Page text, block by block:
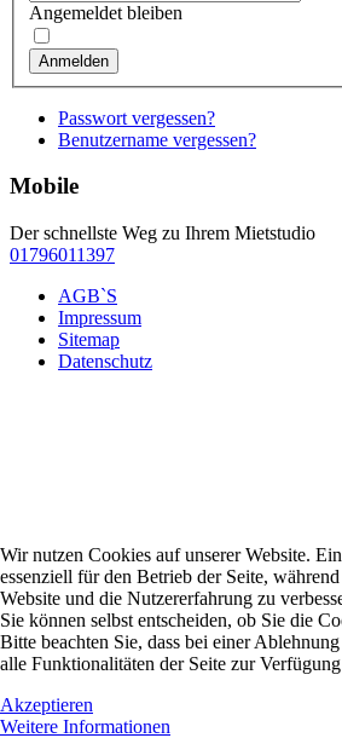
Angemeldet bleiben
Anmelden
Passwort vergessen?
Benutzername vergessen?
Mobile
Der schnellste Weg zu Ihrem Mietstudio
01796011397
AGB`S
Impressum
Sitemap
Datenschutz
Wir nutzen Cookies auf unserer Website.
essenziell für den Betrieb der Seite,
Website und die Nutzererfahrung zu
Sie können selbst entscheiden, ob Sie die
Bitte beachten Sie, dass bei einer
alle Funktionalitäten der Seite zur Verfügung
Akzeptieren
Weitere Informationen